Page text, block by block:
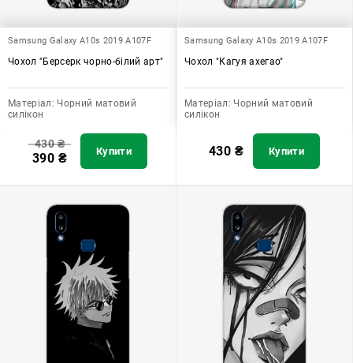
Samsung Galaxy A10s 2019 A107F
Чохол "Берсерк чорно-білий арт"
Матеріал: Чорний матовий
силікон
430₴
390 ₴ Купити
Samsung Galaxy A10s 2019 A107F
Чохол "Кагуя ахегао"
Матеріал: Чорний матовий
силікон
430 ₴ Купити